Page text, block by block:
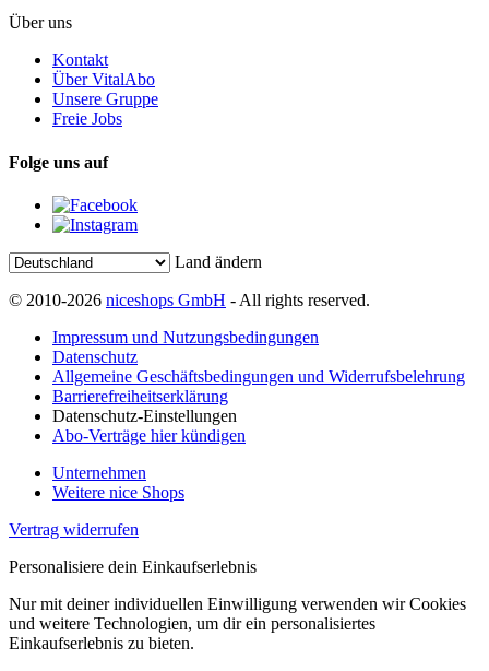
Über uns
Kontakt
Über VitalAbo
Unsere Gruppe
Freie Jobs
Folge uns auf
Land ändern
© 2010-2026 niceshops GmbH - All rights reserved.
Impressum und Nutzungsbedingungen
Datenschutz
Allgemeine Geschäftsbedingungen und Widerrufsbelehrung
Barrierefreiheitserklärung
Datenschutz-Einstellungen
Abo-Verträge hier kündigen
Unternehmen
Weitere nice Shops
Vertrag widerrufen
Personalisiere dein Einkaufserlebnis
Nur mit deiner individuellen Einwilligung verwenden wir Cookies
und weitere Technologien, um dir ein personalisiertes
Einkaufserlebnis zu bieten.